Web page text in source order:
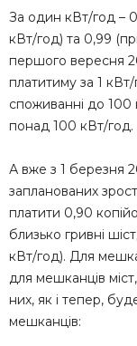
За один кВт/год –
кВт/год) та 0,99
першого вересня
платитиму за 1
споживанні до 100
понад 100 кВт/год.
А вже з 1 березня
запланованих
платити 0,90
близько гривні
кВт/год). Для
для мешканців
них, як і тепер,
мешканців: